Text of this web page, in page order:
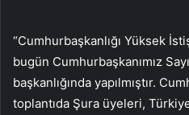
“Cumhurbaşkanlığı Yüksek
bugün Cumhurbaşkanımız
başkanlığında yapılmıştır.
toplantıda Şura üyeleri,